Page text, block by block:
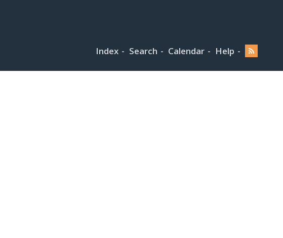
Index Search Calendar Help